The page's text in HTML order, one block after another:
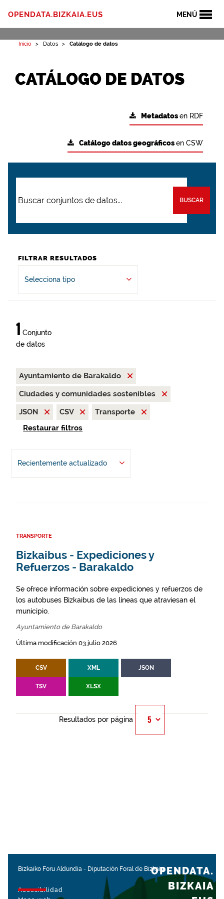
MENÚ
OPENDATA.BIZKAIA.EUS
Inicio Datos Catálogo de datos
CATÁLOGO DE DATOS
Metadatosen RDF
Catálogo datos geográficosen CSW
BUSCAR
FILTRAR RESULTADOS
Selecciona tipo
1 Conjunto
de datos
Ayuntamiento de Barakaldo
Ciudades y comunidades sostenibles
JSON
CSV
Transporte
Restaurar filtros
Recientemente actualizado
TRANSPORTE
Bizkaibus - Expediciones y
Refuerzos - Barakaldo
Se ofrece información sobre expediciones y refuerzos de
los autobuses Bizkaibus de las líneas que atraviesan el
municipio.
Ayuntamiento de Barakaldo
Última modificación 03 julio 2026
CSV XML JSON
TSV XLSX
Resultados por página
Bizkaiko Foru Aldundia - Diputación Foral de Bizkaia
Accesibilidad
OPENDATA.
BIZKAIA